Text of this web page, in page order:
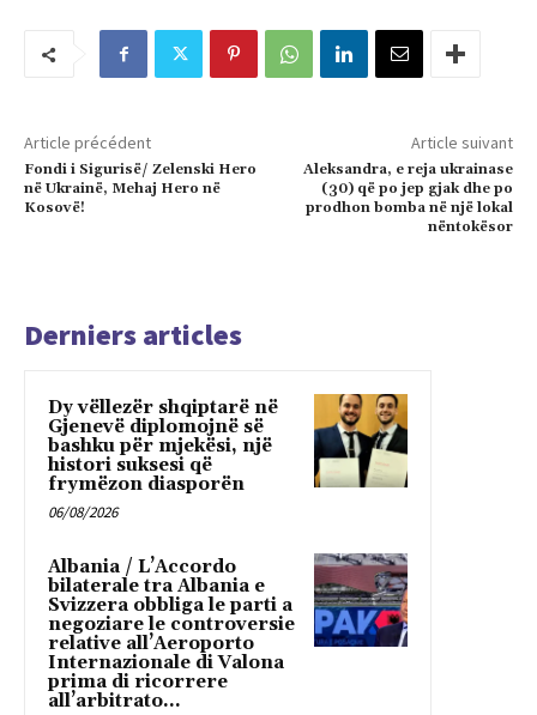
Article précédent
Fondi i Sigurisë/ Zelenski Hero
në Ukrainë, Mehaj Hero në
Kosovë!
Article suivant
Aleksandra, e reja ukrainase
(30) që po jep gjak dhe po
prodhon bomba në një lokal
nëntokësor
Derniers articles
Dy vëllezër shqiptarë në
Gjenevë diplomojnë së
bashku për mjekësi, një
histori suksesi që
frymëzon diasporën
06/08/2026
Albania / L’Accordo
bilaterale tra Albania e
Svizzera obbliga le parti a
negoziare le controversie
relative all’Aeroporto
Internazionale di Valona
prima di ricorrere
all’arbitrato...